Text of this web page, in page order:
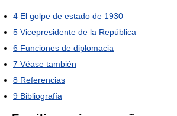
4 El golpe de estado de 1930
5 Vicepresidente de la República
6 Funciones de diplomacia
7 Véase también
8 Referencias
9 Bibliografía